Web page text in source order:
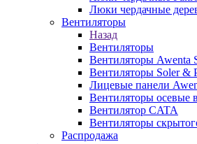
Люки чердачные
Вентиляторы
Назад
Вентиляторы
Вентиляторы Awenta
Вентиляторы Soler &
Лицевые панели
Вентиляторы осевые
Вентилятор CATA
Вентиляторы
Распродажа